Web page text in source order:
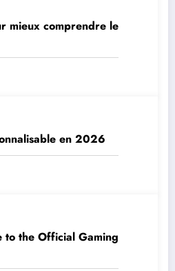
mieux comprendre le
en 2026
to the Official Gaming